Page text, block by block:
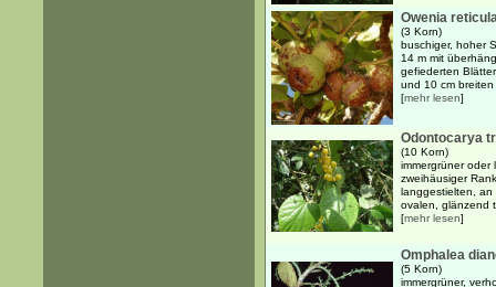
Owenia
(3 Korn)
buschiger, hoher
14 m mit
gefiederten
und 10 cm
[mehr lesen]
Odontocarya
(10 Korn)
immergrüner oder
zweihäusiger
langgestielten, an
ovalen, glänzend
[mehr lesen]
Omphalea
(5 Korn)
immergrüner,